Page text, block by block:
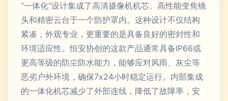
“一体化”设计集成了高清摄像机机芯、高性能变焦镜
头和精密云台于一个防护罩内。这种设计不仅结构
紧凑，外观专业，更重要的是具备良好的密封性和
环境适应性。恒安协创的这款产品通常具备IP66或
更高等级的防尘防水能力，能够应对风雨、灰尘等
恶劣户外环境，确保7x24小时稳定运行。内部集成
的一体化机芯减少了外部连线，降低了故障率，安